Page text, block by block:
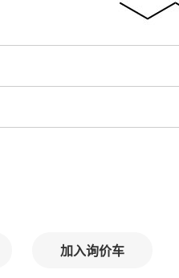
加入询价车